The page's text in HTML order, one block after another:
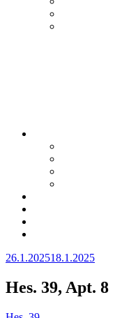
Julkaistu
26.1.202518.1.2025
Hes. 39, Apt. 8